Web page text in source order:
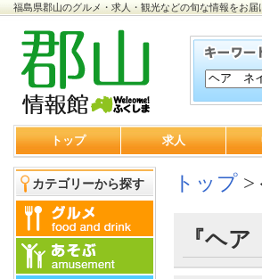
福島県郡山のグルメ・求人・観光などの旬な情報をお届
トップ 求人
カテゴリーから探す トップ >
『ヘ